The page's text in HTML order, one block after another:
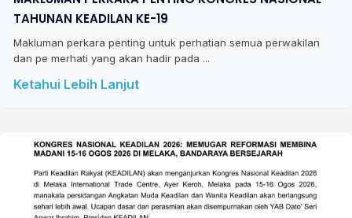
TAHUNAN KEADILAN KE-19
Makluman perkara penting untuk perhatian semua perwakilan
dan pe merhati yang akan hadir pada ...
Ketahui Lebih Lanjut